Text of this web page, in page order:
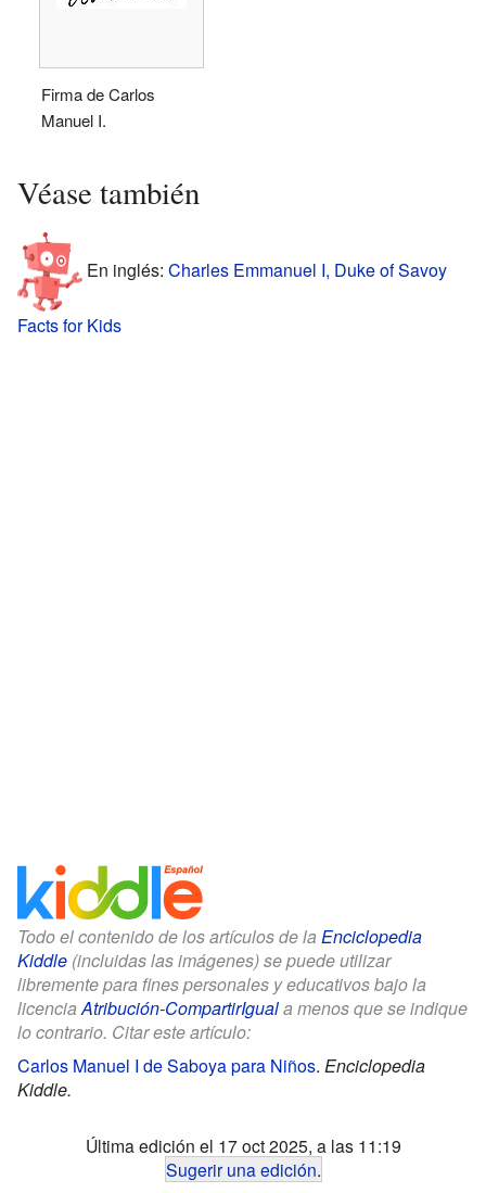
Firma de Carlos
Manuel I.
Véase también
En inglés: Charles Emmanuel I, Duke of Savoy
Facts for Kids
Todo el contenido de los artículos de la Enciclopedia
Kiddle (incluidas las imágenes) se puede utilizar
libremente para fines personales y educativos bajo la
licenciaAtribución-CompartirIguala menos que se indique
lo contrario. Citar este artículo:
Carlos Manuel I de Saboya para Niños. Enciclopedia
Kiddle.
Última edición el 17 oct 2025, a las 11:19
Sugerir una edición.